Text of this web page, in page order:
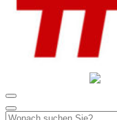
GEMEINSAM